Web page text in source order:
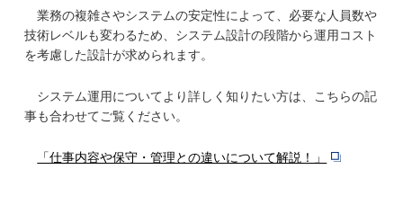
業務の複雑さやシステムの安定性によって、必要な人員数や
技術レベルも変わるため、システム設計の段階から運用コスト
を考慮した設計が求められます。
システム運用についてより詳しく知りたい方は、こちらの記
事も合わせてご覧ください。
「仕事内容や保守・管理との違いについて解説！」